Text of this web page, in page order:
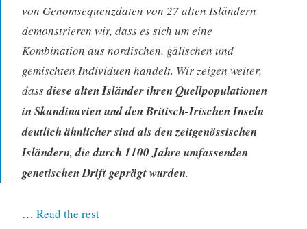
von Genomsequenzdaten von 27 alten Isländern
demonstrieren wir, dass es sich um eine
Kombination aus nordischen, gälischen und
gemischten Individuen handelt. Wir zeigen weiter,
dassdiese alten Isländer ihren Quellpopulationen
in Skandinavien und den Britisch-Irischen Inseln
deutlich ähnlicher sind als den zeitgenössischen
Isländern, die durch 1100 Jahre umfassenden
genetischen Drift geprägt wurden.
… Read the rest